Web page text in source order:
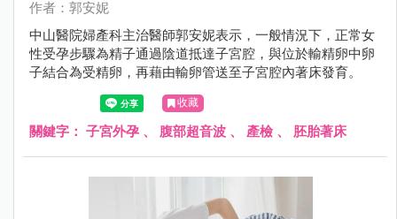
作者：郭安妮
中山醫院婦產科主治醫師郭安妮表示，一般情況下，正常女
性受孕步驟為精子通過陰道抵達子宮腔，與位於輸精卵中卵
子結合為受精卵，再藉由輸卵管送至子宮腔內著床發育。
收藏
關鍵字： 子宮外孕 、 腹部超音波 、 產檢 、 胚胎著床